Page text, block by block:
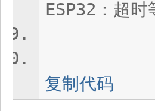
ESP32：超
复制代码